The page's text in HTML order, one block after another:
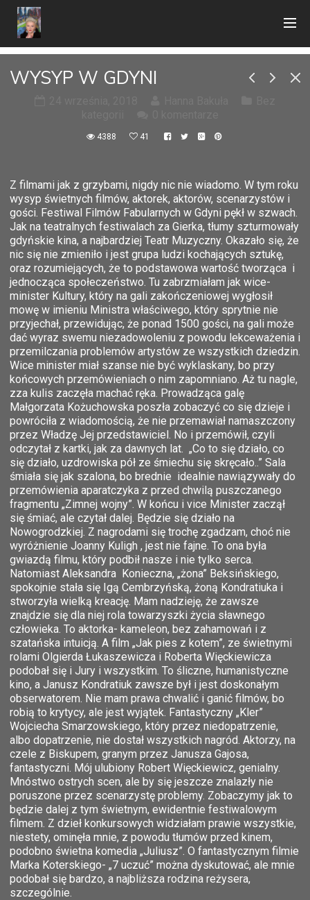
WYSYP W GDYNI
4388 41
Z filmami jak z grzybami, nigdy nic nie wiadomo. W tym roku
wysyp świetnych filmów, aktorek, aktorów, scenarzystów i
gości. Festiwal Filmów Fabularnych w Gdyni pękł w szwach.
Jak na teatralnych festiwalach za Gierka, tłumy szturmowały
gdyńskie kina, a najbardziej Teatr Muzyczny. Okazało się, że
nic się nie zmieniło i jest grupa ludzi kochających sztukę,
oraz rozumiejących, że to podstawowa wartość tworząca i
jednocząca społeczeństwo. Tu zabrzmiałam jak wice-
minister Kultury, który na gali zakończeniowej wygłosił
mowę w imieniu Ministra właściwego, który sprytnie nie
przyjechał, przewidując, że ponad 1500 gości, na gali może
dać wyraz swemu niezadowoleniu z powodu lekceważenia i
przemilczania problemów artystów ze wszystkich dziedzin.
Wice minister miał szanse nie być wyklaskany, bo przy
końcowych przemówieniach o nim zapomniano. Aż tu nagle,
zza kulis zaczęła machać ręka. Prowadząca galę
Małgorzata Kożuchowska poszła zobaczyć co się dzieje i
powróciła z wiadomością, że nie przemawiał namaszczony
przez Władzę Jej przedstawiciel. No i przemówił, czyli
odczytał z kartki, jak za dawnych lat. „Co to się działo, co
się działo, uzdrowiska pół ze śmiechu się skręcało..” Sala
śmiała się jak szalona, bo brednie idealnie nawiązywały do
przemówienia aparatczyka z przed chwilą puszczanego
fragmentu „Zimnej wojny”. W końcu i vice Minister zaczął
się śmiać, ale czytał dalej. Będzie się działo na
Nowogrodzkiej. Z nagrodami się trochę zgadzam, choć nie
wyróżnienie Joanny Kuligh , jest nie fajne. To ona była
gwiazdą filmu, który podbił nasze i nie tylko serca.
Natomiast Aleksandra Konieczna, „żona” Beksińskiego,
spokojnie stała się Igą Cembrzyńską, żoną Kondratiuka i
stworzyła wielką kreację. Mam nadzieję, że zawsze
znajdzie się dla niej rola towarzyszki życia sławnego
człowieka. To aktorka- kameleon, bez zahamowań i z
szatańska intuicją. A film „Jak pies z kotem”, ze świetnymi
rolami Olgierda Łukaszewicza i Roberta Więckiewicza
podobał się i Jury i wszystkim. To śliczne, humanistyczne
kino, a Janusz Kondratiuk zawsze był i jest doskonałym
obserwatorem. Nie mam prawa chwalić i ganić filmów, bo
robią to krytycy, ale jest wyjątek. Fantastyczny „Kler”
Wojciecha Smarzowskiego, który przez niedopatrzenie,
albo dopatrzenie, nie dostał wszystkich nagród. Aktorzy, na
czele z Biskupem, granym przez Janusza Gajosa,
fantastyczni. Mój ulubiony Robert Więckiewicz, genialny.
Mnóstwo ostrych scen, ale by się jeszcze znalazły nie
poruszone przez scenarzystę problemy. Zobaczymy jak to
będzie dalej z tym świetnym, ewidentnie festiwalowym
filmem. Z dzieł konkursowych widziałam prawie wszystkie,
niestety, ominęła mnie, z powodu tłumów przed kinem,
podobno świetna komedia „Juliusz”. O fantastycznym filmie
Marka Koterskiego- „7 uczuć” można dyskutować, ale mnie
podobał się bardzo, a najbliższa rodzina reżysera,
szczególnie.